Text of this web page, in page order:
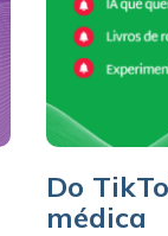
Do
médica